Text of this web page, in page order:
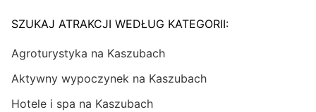
SZUKAJ ATRAKCJI WEDŁUG KATEGORII:
Agroturystyka na Kaszubach
Aktywny wypoczynek na Kaszubach
Hotele i spa na Kaszubach